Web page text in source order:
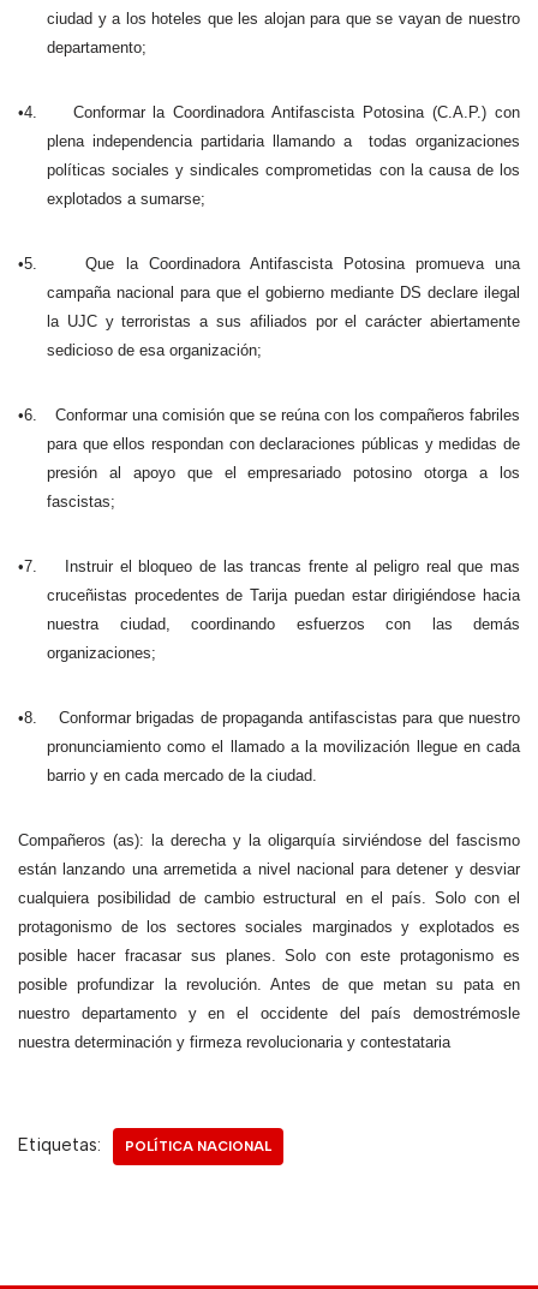
ciudad y a los hoteles que les alojan para que se vayan de nuestro
departamento;
•4.
Conformar la Coordinadora Antifascista Potosina (C.A.P.) con
plena independencia partidaria llamando a
todas organizaciones
políticas sociales y sindicales comprometidas con la causa de los
explotados a sumarse;
•5.
Que la Coordinadora Antifascista Potosina promueva una
campaña nacional para que el gobierno mediante DS declare ilegal
la UJC y terroristas a sus afiliados por el carácter abiertamente
sedicioso de esa organización;
•6.
Conformar una comisión que se reúna con los compañeros fabriles
para que ellos respondan con declaraciones públicas y medidas de
presión al apoyo que el empresariado potosino otorga a los
fascistas;
•7.
Instruir el bloqueo de las trancas frente al peligro real que mas
cruceñistas procedentes de Tarija puedan estar dirigiéndose hacia
nuestra ciudad, coordinando esfuerzos con las demás
organizaciones;
•8.
Conformar brigadas de propaganda antifascistas para que nuestro
pronunciamiento como el llamado a la movilización llegue en cada
barrio y en cada mercado de la ciudad.
Compañeros (as): la derecha y la oligarquía sirviéndose del fascismo
están lanzando una arremetida a nivel nacional para detener y desviar
cualquiera posibilidad de cambio estructural en el país. Solo con el
protagonismo de los sectores sociales marginados y explotados es
posible hacer fracasar sus planes. Solo con este protagonismo es
posible profundizar la revolución. Antes de que metan su pata en
nuestro departamento y en el occidente del país demostrémosle
nuestra determinación y firmeza revolucionaria y contestataria
Etiquetas: POLÍTICA NACIONAL